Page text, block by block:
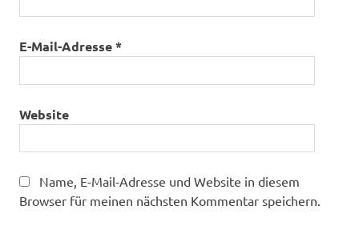
E-Mail-Adresse*
Website
Name, E-Mail-Adresse und Website in diesem
Browser für meinen nächsten Kommentar speichern.